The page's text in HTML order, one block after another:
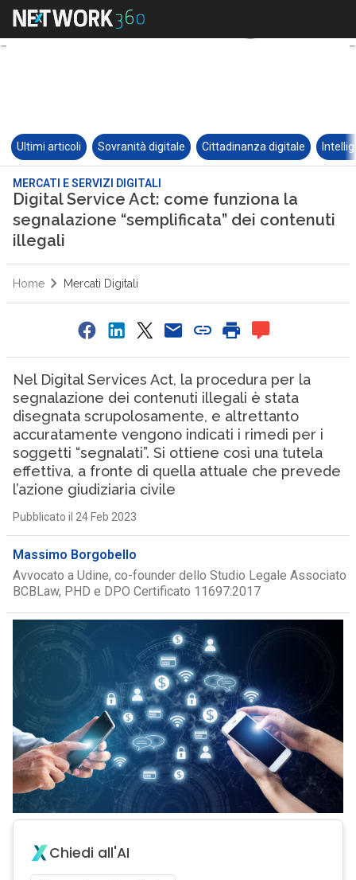
Ultimi articoli Sovranità digitale Cittadinanza digitale
MERCATI E SERVIZI DIGITALI
Digital Service Act: come funziona la
segnalazione “semplificata” dei contenuti
illegali
Home Mercati Digitali
Nel Digital Services Act, la procedura per la
segnalazione dei contenuti illegali è stata
disegnata scrupolosamente, e altrettanto
accuratamente vengono indicati i rimedi per i
soggetti “segnalati”. Si ottiene così una tutela
effettiva, a fronte di quella attuale che prevede
l’azione giudiziaria civile
Pubblicato il 24 Feb 2023
Massimo Borgobello
Avvocato a Udine, co-founder dello Studio Legale Associato
BCBLaw, PHD e DPO Certificato 11697:2017
Chiedi all'AI